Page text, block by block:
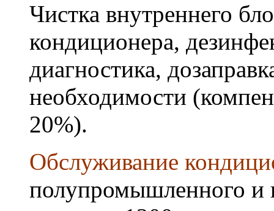
Чистка внутреннего
кондиционера,
диагностика,
необходимости
20%).
Обслуживание
полупромышленного и